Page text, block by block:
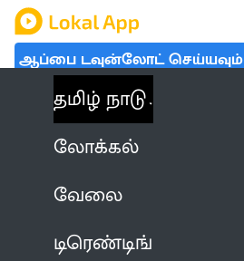
ஆப்பை டவுன்லோட் செய்யவும்
தமிழ் நாடு
லோக்கல்
வேலை
டிரெண்டிங்